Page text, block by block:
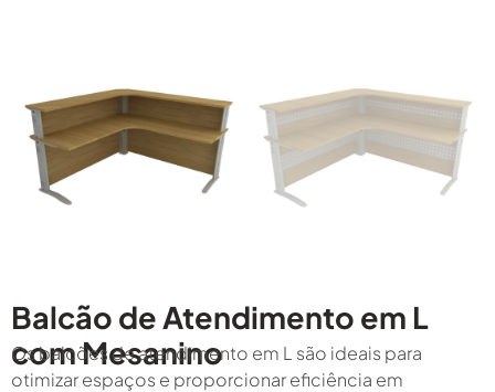
Balcão de Atendimento em L
com Mesanino
Os balcões de atendimento em L são ideais para
otimizar espaços e proporcionar eficiência em